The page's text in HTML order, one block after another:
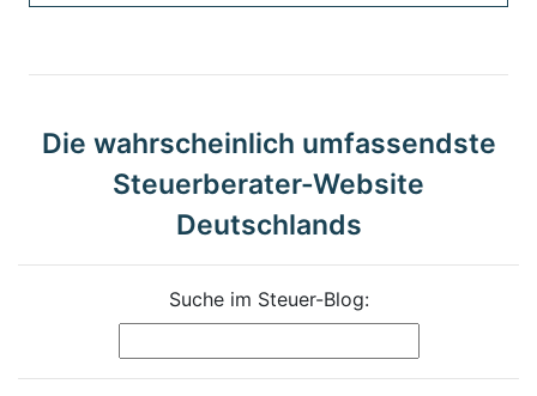
Die wahrscheinlich umfassendste
Steuerberater-Website
Deutschlands
Suche im Steuer-Blog: